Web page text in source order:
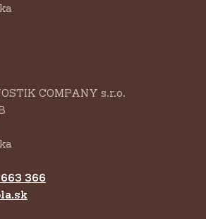
COMPANY s.r.o.
366